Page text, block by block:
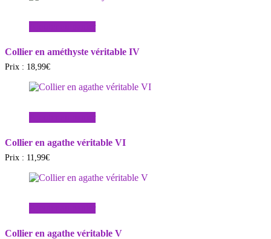
Collier en améthyste véritable IV
Prix : 18,99€
Collier en agathe véritable VI
Prix : 11,99€
Collier en agathe véritable V